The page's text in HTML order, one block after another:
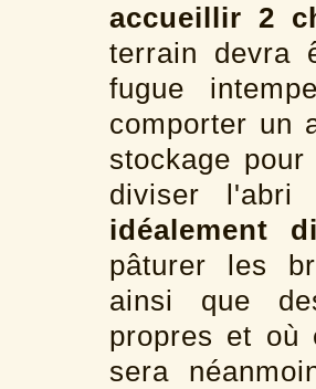
accueillir 2
terrain devra
fugue
comporter un
stockage
diviser
idéalement
pâturer les
ainsi que
propres et où
sera